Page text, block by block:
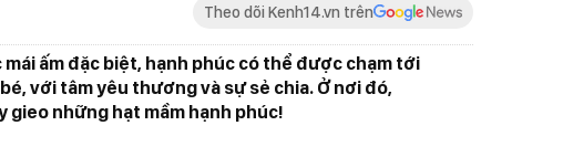
Theo dõi Kenh14.vn trên
mái ấm đặc biệt, hạnh phúc có thể được chạm tới
với tâm yêu thương và sự sẻ chia. Ở nơi đó,
gieo những hạt mầm hạnh phúc!